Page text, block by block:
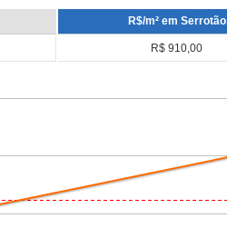
R$/m² em Serrotão
R$ 910,00